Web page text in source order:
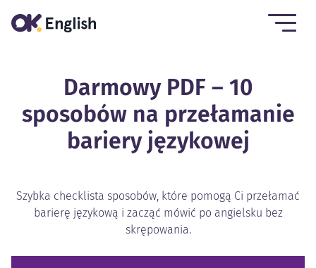
Darmowy PDF – 10
sposobów na przełamanie
bariery językowej
Szybka checklista sposobów, które pomogą Ci przełamać
barierę językową i zacząć mówić po angielsku bez
skrępowania.